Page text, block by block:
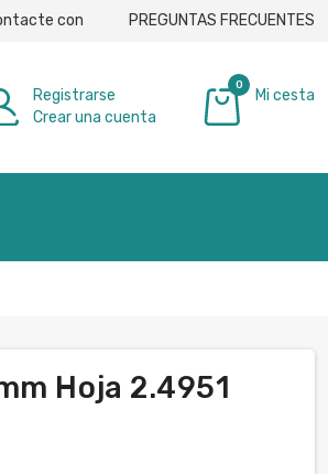
con PREGUNTAS FRECUENTES
Registrarse
Crear una cuenta
0
Mi cesta
Hoja 2.4951